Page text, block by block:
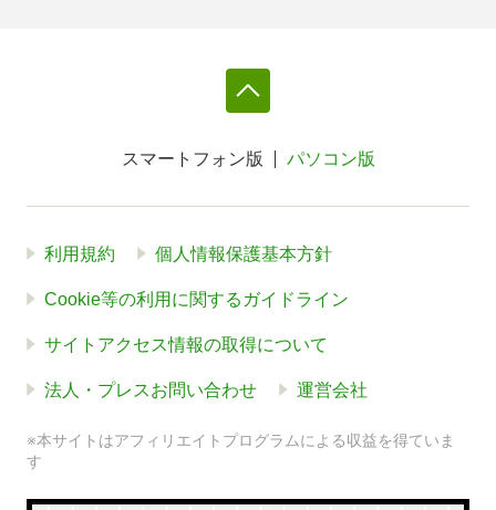
スマートフォン版 パソコン版
利用規約 個人情報保護基本方針
Cookie等の利用に関するガイドライン
サイトアクセス情報の取得について
法人・プレスお問い合わせ 運営会社
※本サイトはアフィリエイトプログラムによる収益を得ていま
す